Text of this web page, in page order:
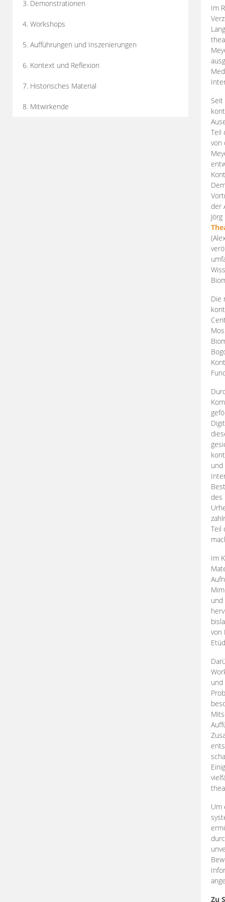
3. Demonstrationen
4. Workshops
5. Aufführungen und Inszenierungen
6. Kontext und Reflexion
7. Historisches Material
8. Mitwirkende
Im
Teil
von
der
Die
des
Teil
Im
und
von
und
Um
Zu